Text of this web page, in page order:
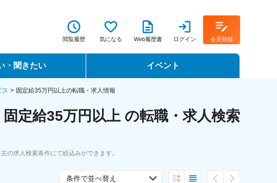
閲覧履歴 気になる Web履歴書 ログイン 会員登録
・聞きたい イベント
転職イベント・転職セミナー
転職フェア
ス 固定給35万円以上の転職・求人情報
定給35万円以上 の転職・求人検索
の求人検索条件にて絞込みができます。
条件で並べ替え